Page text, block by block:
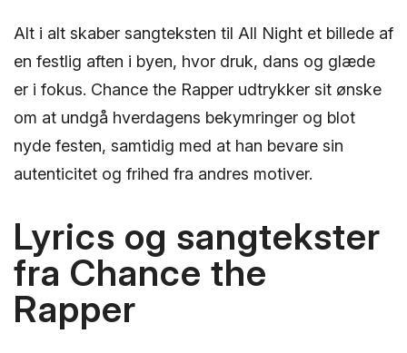
Alt i alt skaber sangteksten til All Night et billede af
en festlig aften i byen, hvor druk, dans og glæde
er i fokus. Chance the Rapper udtrykker sit ønske
om at undgå hverdagens bekymringer og blot
nyde festen, samtidig med at han bevare sin
autenticitet og frihed fra andres motiver.
Lyrics og sangtekster
fra Chance the
Rapper